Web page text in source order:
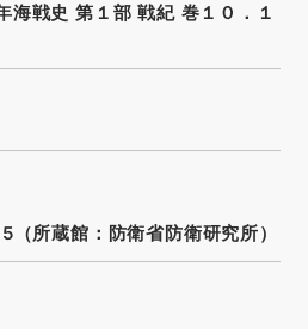
海戦史 第１部 戦紀 巻１０．１
所蔵館：防衛省防衛研究所）